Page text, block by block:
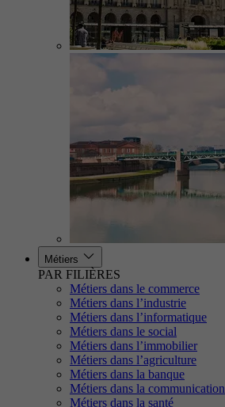
Métiers
PAR FILIÈRES
Métiers dans le commerce
Métiers dans l’industrie
Métiers dans l’informatique
Métiers dans le social
Métiers dans l’immobilier
Métiers dans l’agriculture
Métiers dans la banque
Métiers dans la communication
Métiers dans la santé